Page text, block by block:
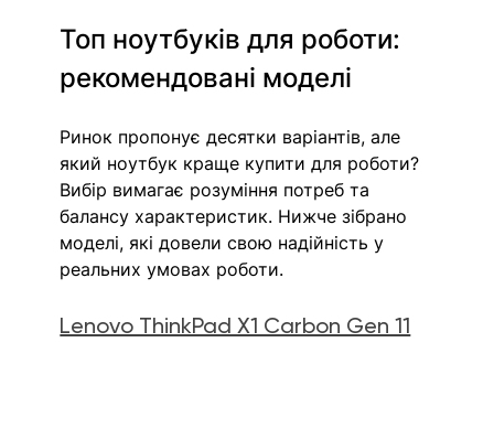
Топ ноутбуків для роботи:
рекомендовані моделі
Ринок пропонує десятки варіантів, але
який ноутбук краще купити для роботи?
Вибір вимагає розуміння потреб та
балансу характеристик. Нижче зібрано
моделі, які довели свою надійність у
реальних умовах роботи.
Lenovo ThinkPad X1 Carbon Gen 11